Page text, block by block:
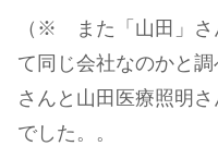
（※ また「山田」さ
て同じ会社なのかと
さんと山田医療照明
でした。。